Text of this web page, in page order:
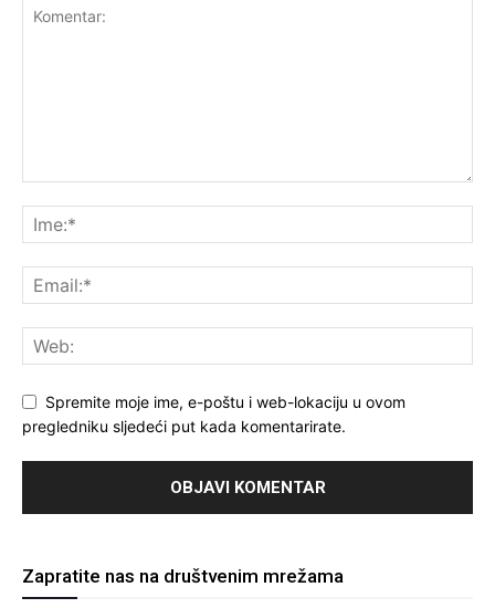
Spremite moje ime, e-poštu i web-lokaciju u ovom
pregledniku sljedeći put kada komentarirate.
Zapratite nas na društvenim mrežama